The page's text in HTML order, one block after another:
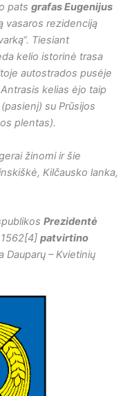
pats grafas Eugenijus
vasaros rezidenciją
Tiesiant
kelio istorinė trasa
autostrados pusėje
kelias ėjo taip
su Prūsijos
plentas).
žinomi ir šie
Kilčausko lanka,
Prezidentė
patvirtino
Dauparų – Kvietinių